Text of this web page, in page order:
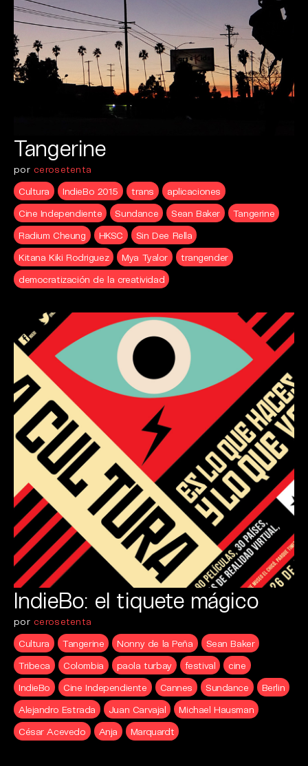
Tangerine
por cerosetenta
Cultura
IndieBo 2015 trans
aplicaciones
Cine Independiente
Sundance Sean Baker
Tangerine
Radium Cheung
HKSC
Sin Dee Rella
Kitana Kiki Rodriguez
Mya Tyalor
trangender
democratización de la creatividad
IndieBo: el tiquete mágico
por cerosetenta
Cultura
Tangerine Nonny de la Peña
Sean Baker
Tribeca
Colombia paola turbay festival
cine
IndieBo
Cine Independiente Cannes Sundance
Berlin
Alejandro Estrada
Juan Carvajal
Michael Hausman
César Acevedo
Anja Marquardt